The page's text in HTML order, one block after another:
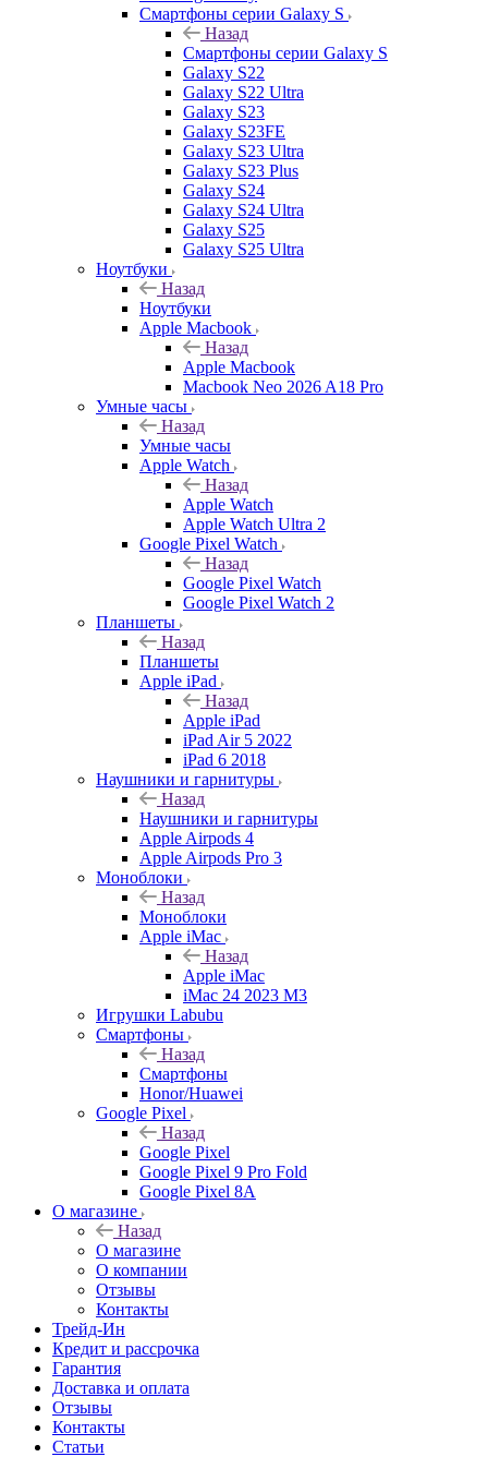
Смартфоны серии Galaxy S
Назад
Смартфоны серии Galaxy S
Galaxy S22
Galaxy S22 Ultra
Galaxy S23
Galaxy S23FE
Galaxy S23 Ultra
Galaxy S23 Plus
Galaxy S24
Galaxy S24 Ultra
Galaxy S25
Galaxy S25 Ultra
Ноутбуки
Назад
Ноутбуки
Apple Macbook
Назад
Apple Macbook
Macbook Neo 2026 A18 Pro
Умные часы
Назад
Умные часы
Apple Watch
Назад
Apple Watch
Apple Watch Ultra 2
Google Pixel Watch
Назад
Google Pixel Watch
Google Pixel Watch 2
Планшеты
Назад
Планшеты
Apple iPad
Назад
Apple iPad
iPad Air 5 2022
iPad 6 2018
Наушники и гарнитуры
Назад
Наушники и гарнитуры
Apple Airpods 4
Apple Airpods Pro 3
Моноблоки
Назад
Моноблоки
Apple iMac
Назад
Apple iMac
iMac 24 2023 M3
Игрушки Labubu
Смартфоны
Назад
Смартфоны
Honor/Huawei
Google Pixel
Назад
Google Pixel
Google Pixel 9 Pro Fold
Google Pixel 8A
О магазине
Назад
О магазине
О компании
Отзывы
Контакты
Трейд-Ин
Кредит и рассрочка
Гарантия
Доставка и оплата
Отзывы
Контакты
Статьи